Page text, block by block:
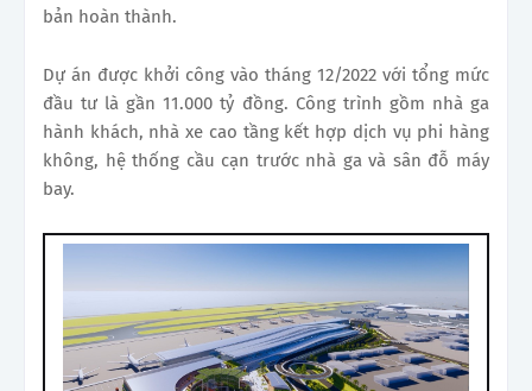
bản hoàn thành.
Dự án được khởi công vào tháng 12/2022 với tổng mức
đầu tư là gần 11.000 tỷ đồng. Công trình gồm nhà ga
hành khách, nhà xe cao tầng kết hợp dịch vụ phi hàng
không, hệ thống cầu cạn trước nhà ga và sân đỗ máy
bay.